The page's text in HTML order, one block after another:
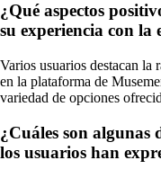
¿Qué aspectos
su experiencia con la
Varios usuarios destacan la
en la plataforma de
variedad de opciones
¿Cuáles son algunas
los usuarios han